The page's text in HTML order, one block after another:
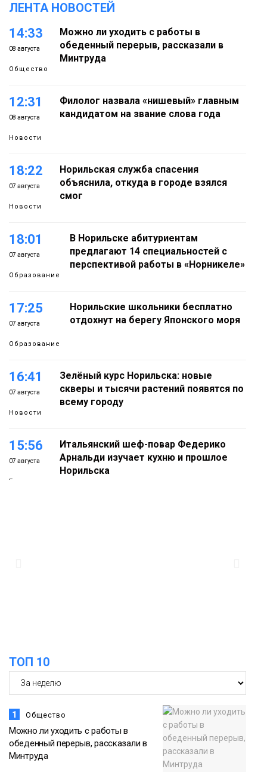
ЛЕНТА НОВОСТЕЙ
14:33
08 августа
Общество
Можно ли уходить с работы в
обеденный перерыв, рассказали в
Минтруда
12:31
08 августа
Новости
Филолог назвала «нишевый» главным
кандидатом на звание слова года
18:22
07 августа
Новости
Норильская служба спасения
объяснила, откуда в городе взялся
смог
18:01
07 августа
Образование
В Норильске абитуриентам
предлагают 14 специальностей с
перспективой работы в «Норникеле»
17:25
07 августа
Образование
Норильские школьники бесплатно
отдохнут на берегу Японского моря
16:41
07 августа
Новости
Зелёный курс Норильска: новые
скверы и тысячи растений появятся по
всему городу
15:56
07 августа
Еда
Итальянский шеф-повар Федерико
Арнальди изучает кухню и прошлое
Норильска
07 августа
Новости
ТОП 10
1 Общество
Можно ли уходить с работы в
обеденный перерыв, рассказали в
Минтруда